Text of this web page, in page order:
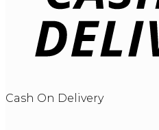
Cash On Delivery